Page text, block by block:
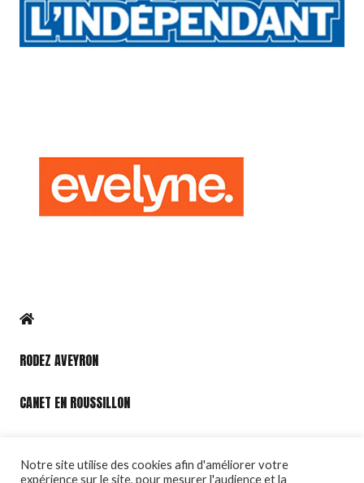
RODEZ AVEYRON
CANET EN ROUSSILLON
Notre site utilise des cookies afin d'améliorer votre
expérience sur le site, pour mesurer l'audience et la